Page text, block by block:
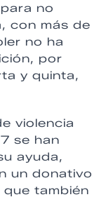
no
con más de
no ha
por
y quinta,
violencia
se han
ayuda,
un donativo
también